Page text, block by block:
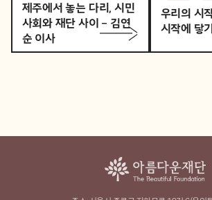
제주에서 놓는 다리, 시민
사회와 재단 사이 – 김연
순 이사
우리의 시
시작에 닿